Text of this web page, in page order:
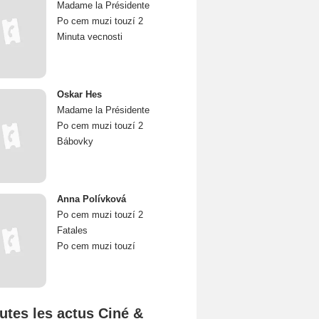
Madame la Présidente
Po cem muzi touzí 2
Minuta vecnosti
Oskar Hes
Madame la Présidente
Po cem muzi touzí 2
Bábovky
Anna Polívková
Po cem muzi touzí 2
Fatales
Po cem muzi touzí
les actus Ciné &